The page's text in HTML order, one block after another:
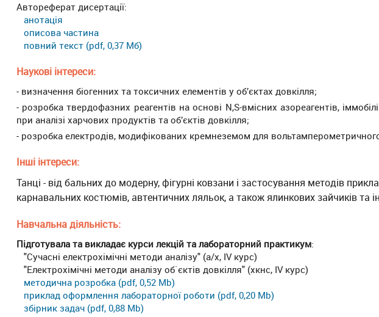
Автореферат дисертації:
анотація
описова частина
повний текст (pdf, 0,37 Мб)
Наукові інтереси:
- визначення біогенних та токсичних елементів у об’єктах довкілля;
- розробка твердофазних реагентів на основі N,S-вмісних азореагентів,
при аналізі харчових продуктів та об’єктів довкілля;
- розробка електродів, модифікованих кремнеземом для
Інші інтереси:
Танці - від бальних до модерну, фігурні ковзани і застосування методів
карнавальних костюмів, автентичних ляльок, а також ялинкових зайчиків та
Навчальна діяльність:
Підготувала та викладає курси лекцій та лабораторний практикум:
"Сучасні електрохімічні методи аналізу" (а/х, ІV курс)
"Електрохімічні методи аналізу об`єктів довкілля" (хкнс, ІV курс)
методична розробка (pdf, 0,52 Mb)
приклад оформлення лабораторної роботи (pdf, 0,20 Mb)
збірник задач (pdf, 0,88 Mb)